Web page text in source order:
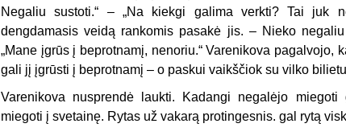
Negaliu sustoti.“ – „Na kiekgi galima verkti? Tai juk
dengdamasis veidą rankomis pasakė jis. – Nieko
„Mane įgrūs į beprotnamį, nenoriu.“ Varenikova pagalvojo,
gali jį įgrūsti į beprotnamį – o paskui vaikščiok su vilko
Varenikova nusprendė laukti. Kadangi negalėjo
miegoti į svetainę. Rytas už vakarą protingesnis. gal rytą